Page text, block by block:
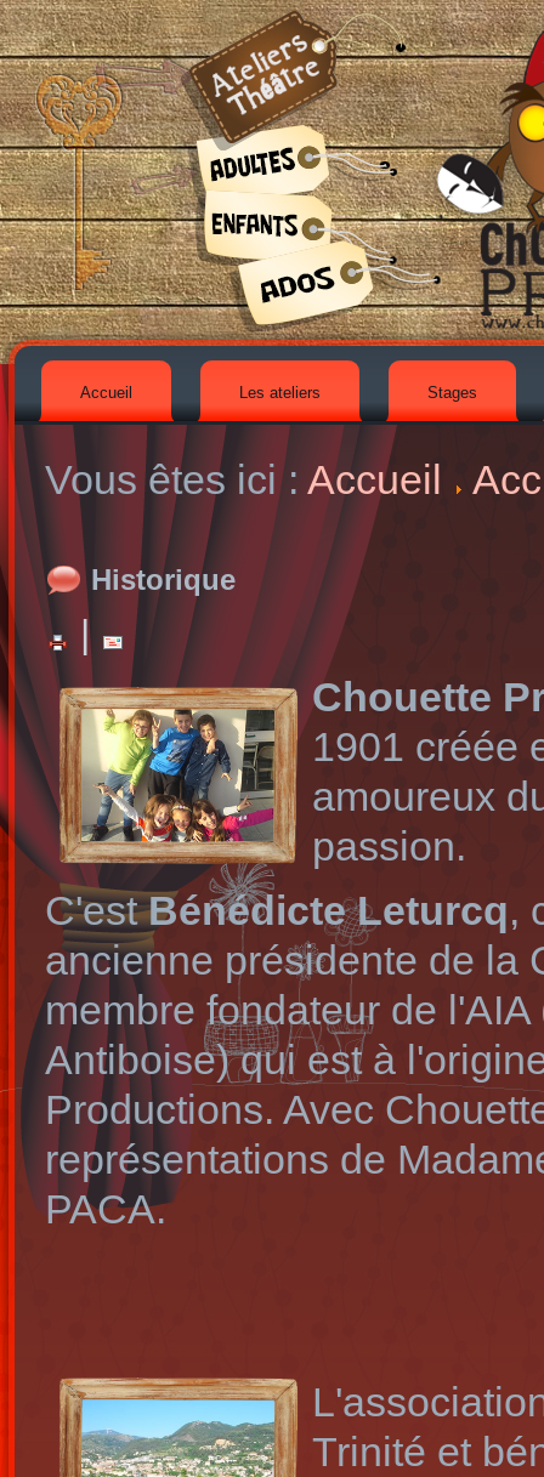
Accueil Les ateliers Stages
Vous êtes ici : Accueil
Historique
|
Chouette
1901 créée
amoureux
passion.
C'estBénédicte Leturcq,
ancienne présidente de la
membre fondateur de
Antiboise) qui est à
Productions. Avec
représentations de
PACA.
Trinité et